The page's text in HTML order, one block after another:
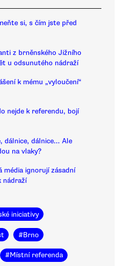
si, s čím jste před
z brněnského Jižního
u odsunutého nádraží
k mému „vyloučení“
nejde k referendu, bojí
dálnice, dálnice... Ale
na vlaky?
média ignorují zásadní
nádraží
iniciativy
#Brno
#Místní referenda